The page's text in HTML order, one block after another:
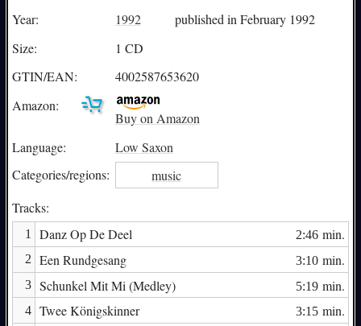
Year:
1992
published in February 1992
Size:
1 CD
GTIN/EAN:
4002587653620
Amazon:
Buy on Amazon
Language:
Low Saxon
Categories/regions:
music
Tracks:
1 Danz Op De Deel 2:46min.
2 Een Rundgesang 3:10min.
3 Schunkel Mit Mi (Medley) 5:19min.
4 Twee Königskinner 3:15min.